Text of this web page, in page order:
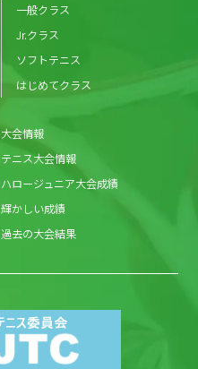
一般クラス
Jr.クラス
ソフトテニス
はじめてクラス
大会情報
テニス大会情報
ハロージュニア大会成績
輝かしい成績
過去の大会結果